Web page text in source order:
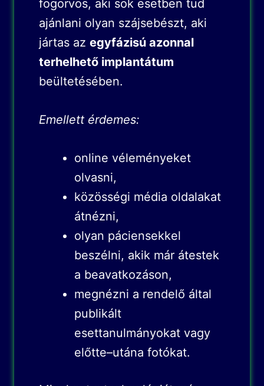
fogorvos, aki sok esetben tud
ajánlani olyan szájsebészt, aki
jártas az egyfázisú azonnal
terhelhető implantátum
beültetésében.
Emellett érdemes:
online véleményeket
olvasni,
közösségi média oldalakat
átnézni,
olyan páciensekkel
beszélni, akik már átestek
a beavatkozáson,
megnézni a rendelő által
publikált
esettanulmányokat vagy
előtte–utána fotókat.